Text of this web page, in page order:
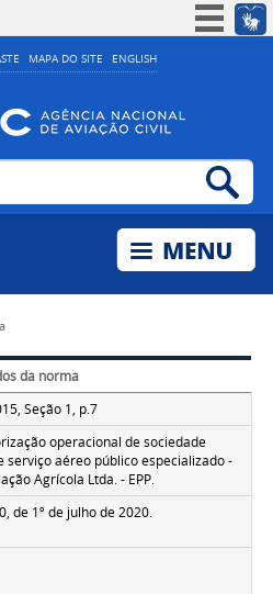
MAPA DO SITE ENGLISH
Simplifique!
Acesso à informação
Legislação
da norma
Seção 1, p.7
operacional de sociedade
serviço aéreo público especializado -
Agrícola Ltda. - EPP.
de 1º de julho de 2020.